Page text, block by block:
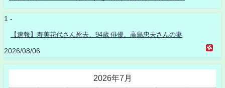
1 -
【速報】寿美花代さん死去、94歳 俳優、高島忠夫さんの妻
2026/08/06
2026年7月